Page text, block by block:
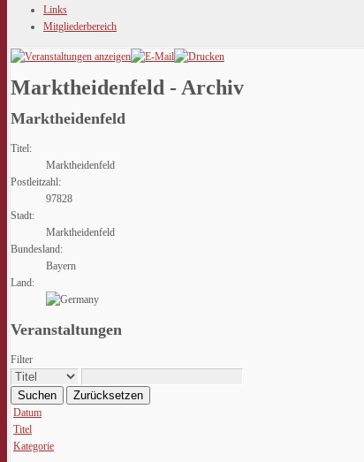
Links
Mitgliederbereich
Marktheidenfeld - Archiv
Marktheidenfeld
Titel:
Marktheidenfeld
Postleitzahl:
97828
Stadt:
Marktheidenfeld
Bundesland:
Bayern
Land:
Veranstaltungen
Filter
Suchen Zurücksetzen
Datum
Titel
Kategorie